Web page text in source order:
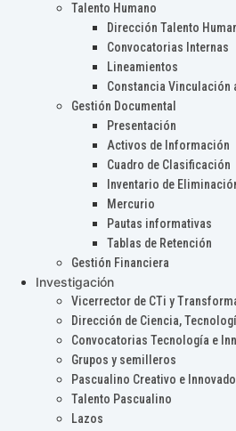
Talento Humano
Dirección Talento
Convocatorias Internas
Lineamientos
Constancia Vinculación
Gestión Documental
Presentación
Activos de Información
Cuadro de Clasificación
Inventario de
Mercurio
Pautas informativas
Tablas de Retención
Gestión Financiera
Investigación
Vicerrector de CTi y
Dirección de Ciencia,
Convocatorias Tecnología e
Grupos y semilleros
Pascualino Creativo e
Talento Pascualino
Lazos